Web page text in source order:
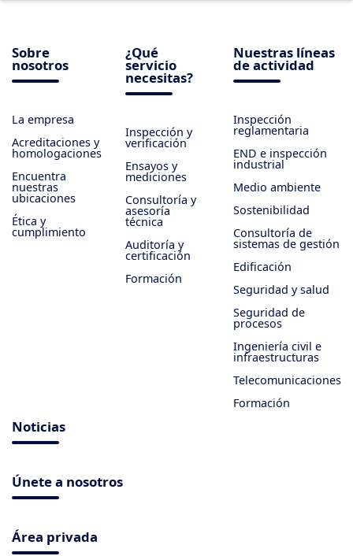
Sobre
nosotros
La empresa
Acreditaciones y
homologaciones
Encuentra
nuestras
ubicaciones
Ética y
cumplimiento
¿Qué
servicio
necesitas?
Inspección y
verificación
Ensayos y
mediciones
Consultoría y
asesoría
técnica
Auditoría y
certificación
Formación
Nuestras líneas
de actividad
Inspección
reglamentaria
END e inspección
industrial
Medio ambiente
Sostenibilidad
Consultoría de
sistemas de gestión
Edificación
Seguridad y salud
Seguridad de
procesos
Ingeniería civil e
infraestructuras
Telecomunicaciones
Formación
Noticias
Únete a nosotros
Área privada